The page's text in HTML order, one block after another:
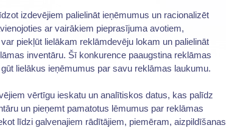
izdevējiem palielināt ieņēmumus un racionalizēt
ar vairākiem pieprasījuma avotiem,
piekļūt lielākam reklāmdevēju lokam un palielināt
inventāru. Šī konkurence paaugstina reklāmas
lielākus ieņēmumus par savu reklāmas laukumu.
vērtīgu ieskatu un analītiskos datus, kas palīdz
un pieņemt pamatotus lēmumus par reklāmas
līdzi galvenajiem rādītājiem, piemēram, aizpildīšanas